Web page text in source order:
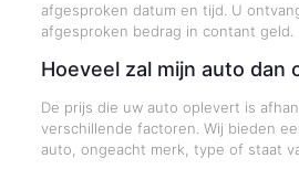
afgesproken datum en tijd. U
afgesproken bedrag in contant geld.
Hoeveel zal mijn auto dan
De prijs die uw auto oplevert is
verschillende factoren. Wij bieden
auto, ongeacht merk, type of staat